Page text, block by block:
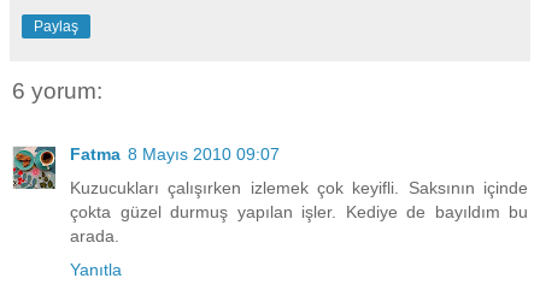
Paylaş
6 yorum:
Fatma 8 Mayıs 2010 09:07
Kuzucukları çalışırken izlemek çok keyifli. Saksının içinde
çokta güzel durmuş yapılan işler. Kediye de bayıldım bu
arada.
Yanıtla